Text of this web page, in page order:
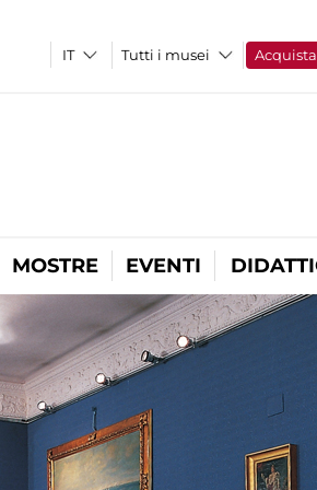
Tutti i musei Acquista
MOSTRE EVENTI